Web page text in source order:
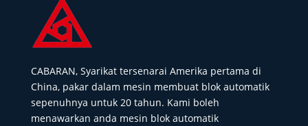
CABARAN, Syarikat tersenarai Amerika pertama di
China, pakar dalam mesin membuat blok automatik
sepenuhnya untuk 20 tahun. Kami boleh
menawarkan anda mesin blok automatik